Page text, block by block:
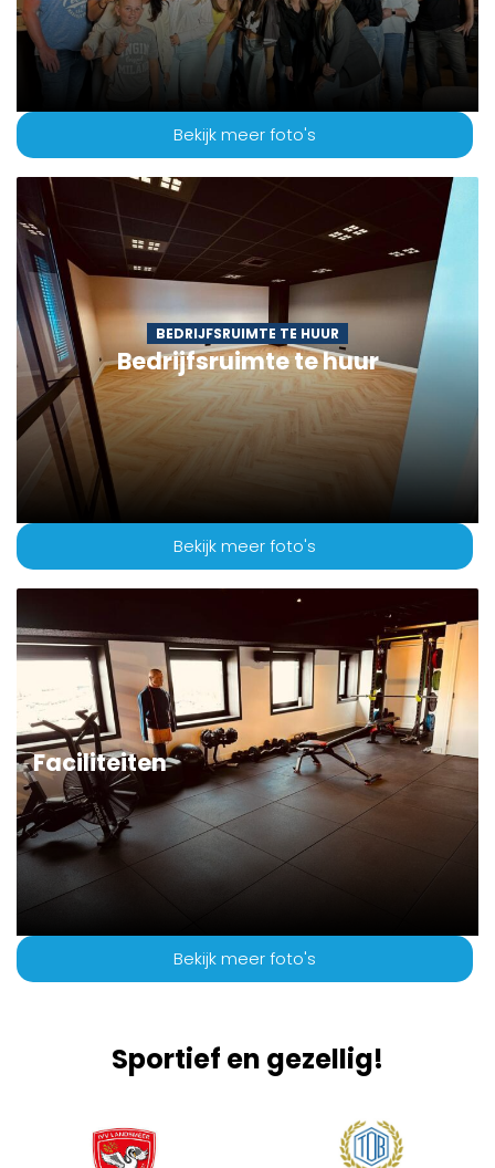
Bekijk meer foto's
Bedrijfsruimte te huur
BEDRIJFSRUIMTE TE HUUR
Bekijk meer foto's
Faciliteiten
Bekijk meer foto's
Sportief en gezellig!